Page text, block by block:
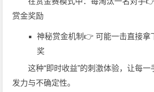
赏金奖励
神秘赏金机制👉 可能一击直接拿
奖
这种“即时收益”的刺激体验，让每
发力与不确定性。